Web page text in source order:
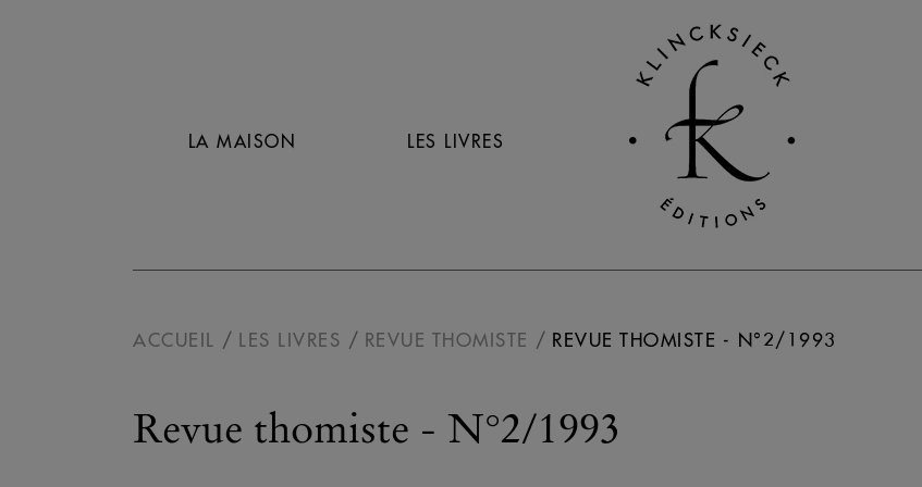
LA MAISON LES LIVRES
ACCUEIL LES LIVRES REVUE THOMISTE REVUE THOMISTE - N°2/1993
Revue thomiste - N°2/1993